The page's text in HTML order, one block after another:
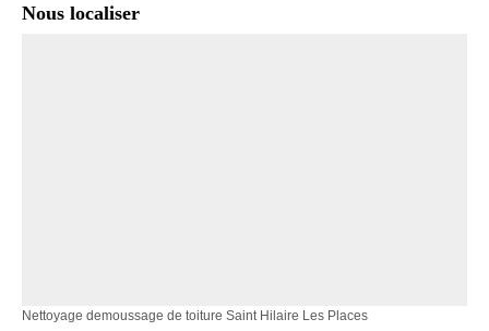
Nous localiser
Nettoyage demoussage de toiture Saint Hilaire Les Places